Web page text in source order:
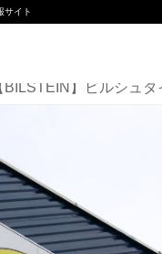
サイト